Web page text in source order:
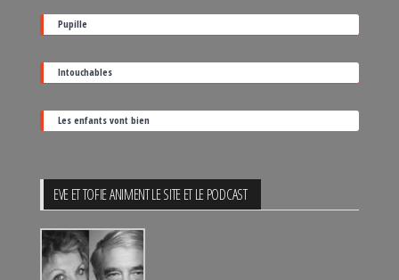
sortie
Pupille
Intouchables
Les enfants vont bien
EVE ET TOFIE ANIMENT LE SITE ET LE PODCAST